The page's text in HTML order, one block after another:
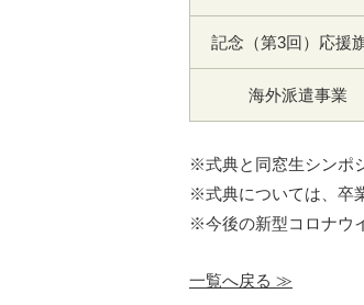
記念（第3回）応援
海外派遣事業
※式典と同窓生シンポ
※式典については、卒
※今後の新型コロナウ
一覧へ戻る ≫